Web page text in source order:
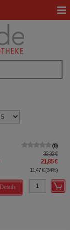
0
33,32 €
21,85 €
11,47 €(34%)
Details